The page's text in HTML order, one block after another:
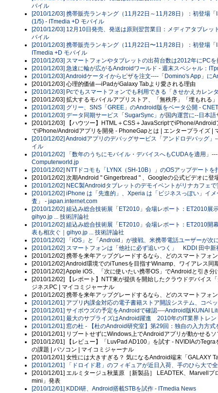
バイル
[2010/12/03] 携帯販売ランキング（11月22日～11月28日）：初登場
(1/5) - ITmedia +D モバイル
[2010/12/03] 12月10日発売、発送は原則翌営業日：メディアタブレ
バイル
[2010/12/03] 携帯販売ランキング（11月22日〜11月28日）：初登場
ITmedia +D モバイル
[2010/12/03] スマートフォンやタブレットの出荷台数は2012年にPC
[2010/12/03] 急速に輪が広がるAndroidワールド - 週末スペシャル：
[2010/12/03] Androidケータイからピザを注文----「Domino's App」に
[2010/12/03] 心理的価値―iPadがGalaxy Tabより愛される理由
[2010/12/03] Pcでもスマートフォンでも利用できる「きせかえカレ
[2010/12/03] 拡大するモバイルアプリストア、「無秩序」「埋もれる
[2010/12/03] グリー、SNS「GREE」のAndroid版をベータ公開 -
[2010/12/03] データ同期サービス「SugarSync」が国内運営に--日本
[2010/12/03] 【ハウツー】HTML＋CSS＋JavaScriptでiPhone/
でiPhone/Androidアプリを開発 - PhoneGapとは | エンタープライズ |
[2010/12/02] Androidアプリのデバッグサービス「アンドロデバッグ
イル
[2010/12/02] 「数年のうちにモバイル・デバイスへもCUDAを適用」
Computerworld.jp
[2010/12/02] NTTドコモも「LYNX（SH-10B）」のOSアップデート
[2010/12/02] 次期Android " Gingerbread " 、Googleの公式ビデオに登
[2010/12/02] NEC製Androidタブレットのデモイベントがリナカフェで
[2010/12/02] iPhone は「先進的」、Xperia は「ビジネスっぽい」イ
査」 - japan.internet.com
[2010/12/02] 組込み総合技術展「ET2010」会場レポート：ET2010
gihyo.jp ... 技術評論社
[2010/12/02] 組込み総合技術展「ET2010」会場レポート：ET2010
表も相次ぐ｜gihyo.jp ... 技術評論社
[2010/12/02] 「iOS」と「Android」が接戦、米携帯電話ユーザーが次
[2010/12/02] スマートフォンは「他社に必ず追いつく」 KDDI 田中新
[2010/12/02] 携帯を来年アップグレードするなら、どのスマートフォ
[2010/12/02] Android環境でのiTunesを目指すWinamp、ワイアレス同
[2010/12/02] Apple iOS、「次に使いたい携帯OS」でAndroidと引き分
[2010/12/02] 【レポート】NTT東が提供を開始したクラウドデバイス
ジネスPC | マイコミジャーナル
[2010/12/02] 携帯を来年アップグレードするなら、どのスマートフォ
[2010/12/01] アプリ内課金対応の電子書籍ストア開設システム、コベ
[2010/12/01] サイボウズの予定をAndroidで確認----Android版KUNAI
[2010/12/01] 最大のサプライズはAndroid躍進 2010年のIT業界トレン
[2010/12/01] 窓の杜 - 【杜のAndroid研究室】第29回：独自の入力方
[2010/12/01] リブートせずにWindows上でAndroidアプリが動かせる
[2010/12/01] 【レビュー】「LuvPad AD100」を試す - NVIDIAの
の課題 | パソコン | マイコミジャーナル
[2010/12/01] 女性には大きすぎる？ 気になるAndroid端末「GALAXY
[2010/12/01] 「ドロイド君」のフィギュアが近日入荷、手のひら大で
[2010/12/01] エルミタージュ秋葉原 ［新製品］ LEADTEK、Marvell
mini」発表
[2010/12/01] KDDI研、Android搭載STBを試作 - ITmedia News